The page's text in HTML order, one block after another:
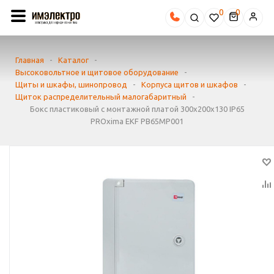
0
Главная - Каталог
-
Высоковольтное и щитовое оборудование
-
Щиты и шкафы, шинопровод
- Корпуса щитов и шкафов
-
Щиток распределительный малогабаритный
-
Бокс пластиковый с монтажной платой 300х200х130 IP65
PROxima EKF PB65MP001